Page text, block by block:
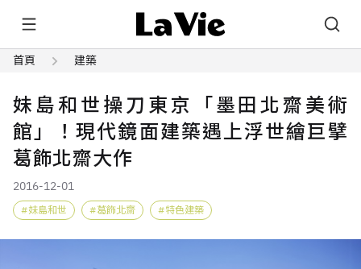
首頁 建築
妹島和世操刀東京「墨田北齋美術
館」！現代鏡面建築遇上浮世繪巨擘
葛飾北齋大作
2016-12-01
妹島和世 葛飾北齋 特色建築